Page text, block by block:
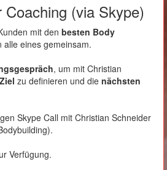
(via Skype)
mit den besten Body
alle eines gemeinsam.
, um mit Christian
zu definieren und die nächsten
Skype Call mit Christian Schneider
Verfügung.